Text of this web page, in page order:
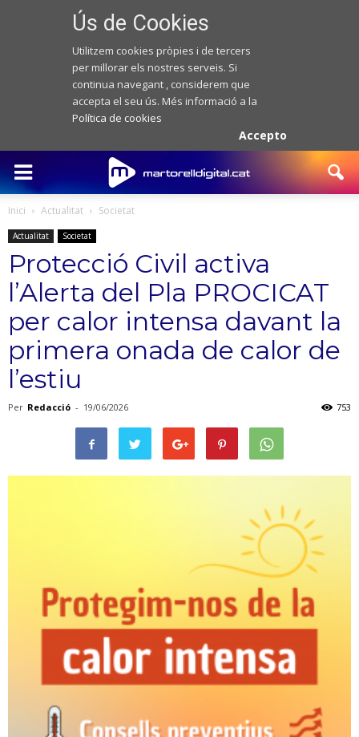
Ús de Cookies
Utilitzem cookies pròpies i de tercers
per millorar els nostres serveis. Si
continua navegant , considerem que
accepta el seu ús. Més informació a la
Política de cookies
Accepto
Inici Actualitat Societat
Actualitat Societat
Protecció Civil activa
l’Alerta del Pla PROCICAT
per calor intensa davant la
primera onada de calor de
l’estiu
Per Redacció - 19/06/2026 753